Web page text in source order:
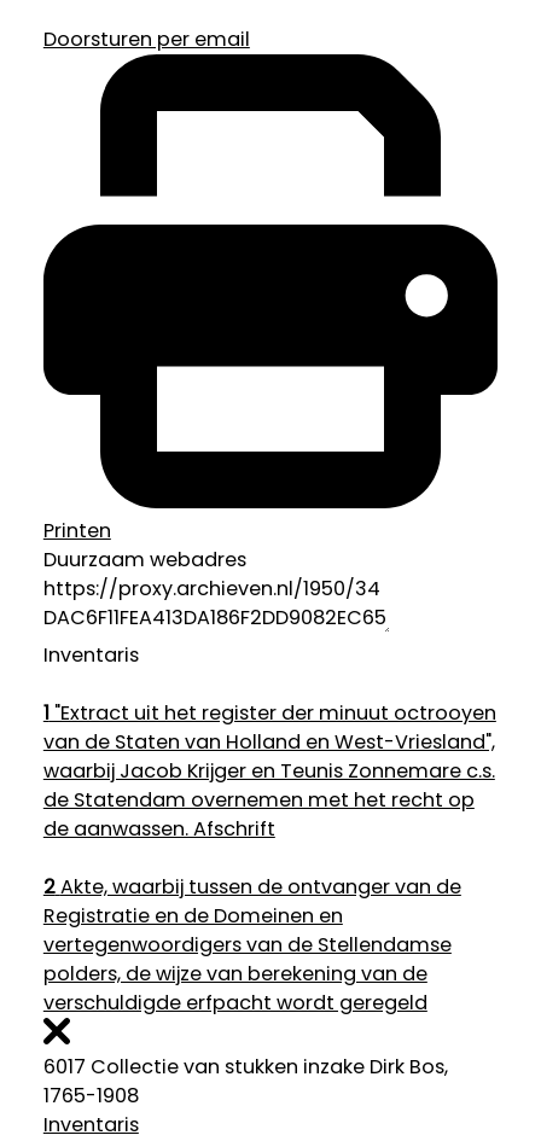
Doorsturen per email
Printen
Duurzaam webadres
Inventaris
1"Extract uit het register der minuut octrooyen
van de Staten van Holland en West-Vriesland",
waarbij Jacob Krijger en Teunis Zonnemare c.s.
de Statendam overnemen met het recht op
de aanwassen. Afschrift
2Akte, waarbij tussen de ontvanger van de
Registratie en de Domeinen en
vertegenwoordigers van de Stellendamse
polders, de wijze van berekening van de
verschuldigde erfpacht wordt geregeld
6017 Collectie van stukken inzake Dirk Bos,
1765-1908
Inventaris